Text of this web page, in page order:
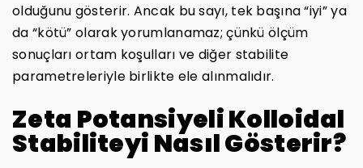
olduğunu gösterir. Ancak bu sayı, tek başına “iyi” ya
da “kötü” olarak yorumlanamaz; çünkü ölçüm
sonuçları ortam koşulları ve diğer stabilite
parametreleriyle birlikte ele alınmalıdır.
Zeta Potansiyeli Kolloidal
Stabiliteyi Nasıl Gösterir?